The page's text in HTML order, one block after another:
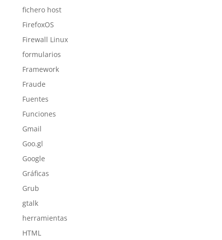
fichero host
FirefoxOS
Firewall Linux
formularios
Framework
Fraude
Fuentes
Funciones
Gmail
Goo.gl
Google
Gráficas
Grub
gtalk
herramientas
HTML